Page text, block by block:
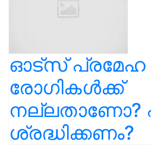
ഓട്സ് പ്രമേഹ
രോഗികൾക്ക്
നല്ലതാണോ?
ശ്രദ്ധിക്കണം?